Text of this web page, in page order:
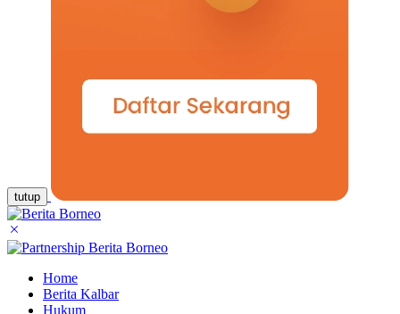
tutup
Home
Berita Kalbar
Hukum